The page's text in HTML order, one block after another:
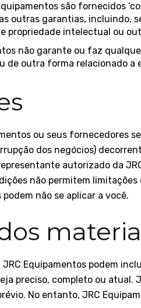
são fornecidos
outras garantias, incluindo,
propriedade intelectual ou
não garante ou faz
de outra forma relacionado
ou seus fornecedores
dos negócios)
autorizado da
não permitem
não se aplicar a você.
Equipamentos podem
preciso, completo ou
No entanto, JRC